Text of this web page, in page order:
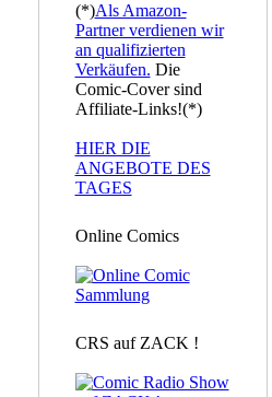
(*)Als Amazon-
Partner verdienen wir
an qualifizierten
Verkäufen. Die
Comic-Cover sind
Affiliate-Links!(*)
HIER DIE
ANGEBOTE DES
TAGES
Online Comics
CRS auf ZACK !